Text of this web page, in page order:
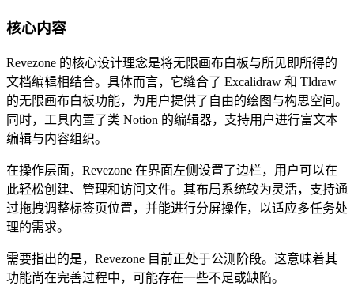
核心内容
Revezone 的核心设计理念是将无限画布白板与所见即所得的
文档编辑相结合。具体而言，它缝合了 Excalidraw 和 Tldraw
的无限画布白板功能，为用户提供了自由的绘图与构思空间。
同时，工具内置了类 Notion 的编辑器，支持用户进行富文本
编辑与内容组织。
在操作层面，Revezone 在界面左侧设置了边栏，用户可以在
此轻松创建、管理和访问文件。其布局系统较为灵活，支持通
过拖拽调整标签页位置，并能进行分屏操作，以适应多任务处
理的需求。
需要指出的是，Revezone 目前正处于公测阶段。这意味着其
功能尚在完善过程中，可能存在一些不足或缺陷。